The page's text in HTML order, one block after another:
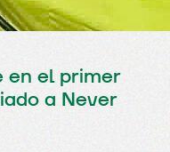
en el primer
a Never